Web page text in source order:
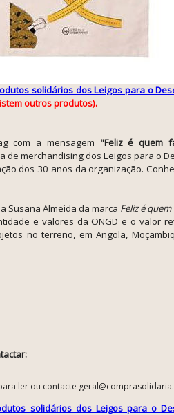
solidários dos Leigos para o
outros produtos).
com a mensagem "Feliz é quem
de merchandising dos Leigos para o
dos 30 anos da organização.
Susana Almeida da marca Feliz é quem
e valores da ONGD e o valor
no terreno, em Angola,
ler ou contacte
solidários dos Leigos para o